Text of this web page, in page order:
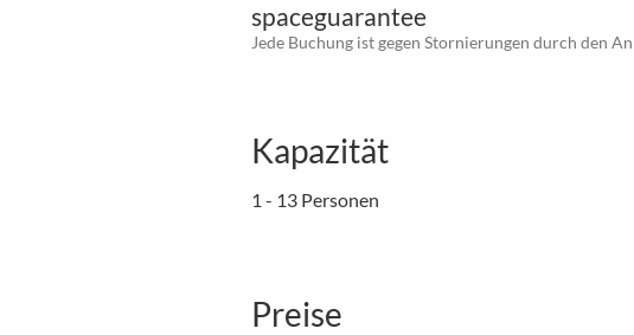
spaceguarantee
Jede Buchung ist gegen Stornierungen durch den
Kapazität
1 - 13 Personen
Preise